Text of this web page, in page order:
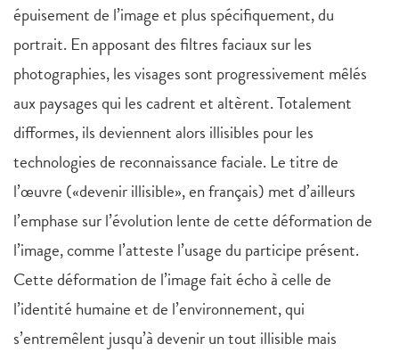
épuisement de l’image et plus spécifiquement, du
portrait. En apposant des filtres faciaux sur les
photographies, les visages sont progressivement mêlés
aux paysages qui les cadrent et altèrent. Totalement
difformes, ils deviennent alors illisibles pour les
technologies de reconnaissance faciale. Le titre de
l’œuvre («devenir illisible», en français) met d’ailleurs
l’emphase sur l’évolution lente de cette déformation de
l’image, comme l’atteste l’usage du participe présent.
Cette déformation de l’image fait écho à celle de
l’identité humaine et de l’environnement, qui
s’entremêlent jusqu’à devenir un tout illisible mais